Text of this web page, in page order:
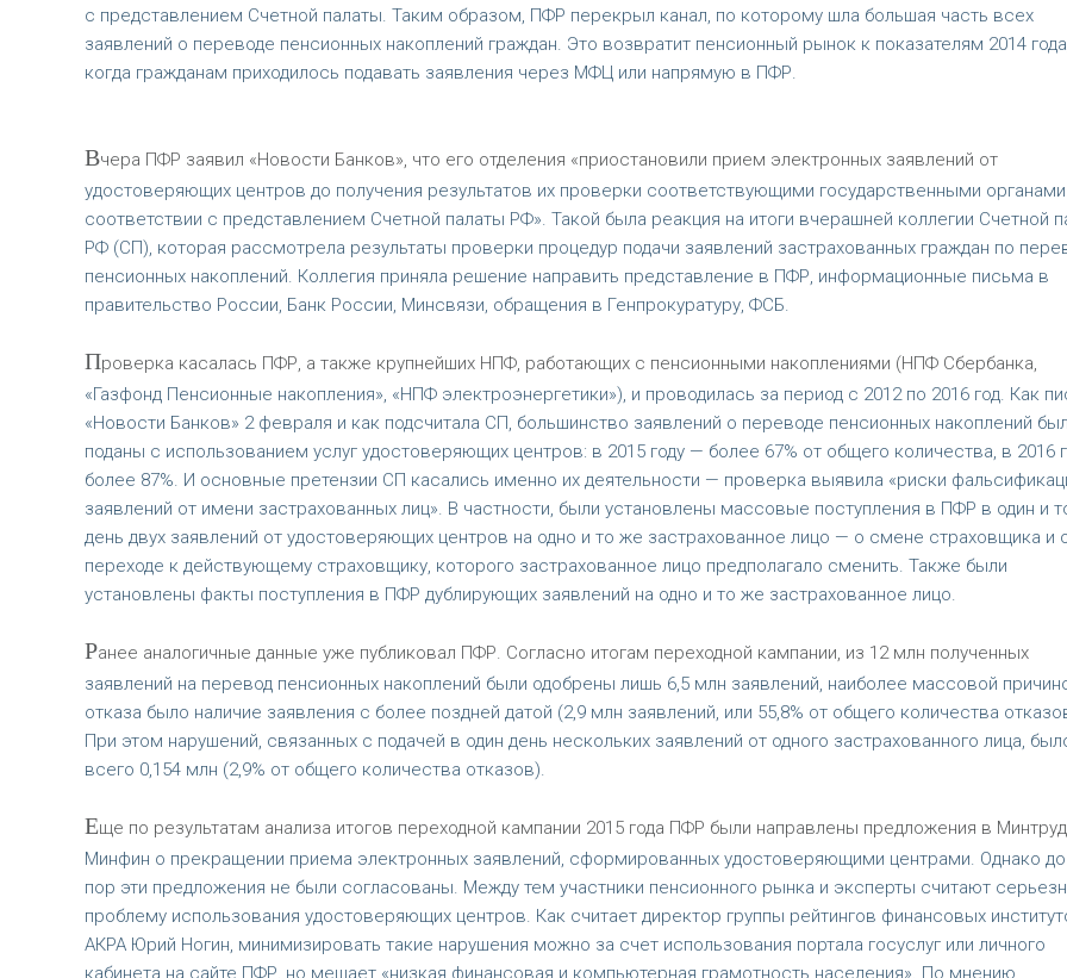
с представлением Счетной палаты. Таким образом, ПФР перекрыл канал, по которому шла большая часть всех
заявлений о переводе пенсионных накоплений граждан. Это возвратит пенсионный рынок к показателям 2014
когда гражданам приходилось подавать заявления через МФЦ или напрямую в ПФР.
Вчера ПФР заявил «Новости Банков», что его отделения «приостановили прием электронных заявлений от
удостоверяющих центров до получения результатов их проверки соответствующими государственными
соответствии с представлением Счетной палаты РФ». Такой была реакция на итоги вчерашней коллегии Счетной
РФ (СП), которая рассмотрела результаты проверки процедур подачи заявлений застрахованных граждан по
пенсионных накоплений. Коллегия приняла решение направить представление в ПФР, информационные письма в
правительство России, Банк России, Минсвязи, обращения в Генпрокуратуру, ФСБ.
Проверка касалась ПФР, а также крупнейших НПФ, работающих с пенсионными накоплениями (НПФ Сбербанка,
«Газфонд Пенсионные накопления», «НПФ электроэнергетики»), и проводилась за период с 2012 по 2016 год. Как
«Новости Банков» 2 февраля и как подсчитала СП, большинство заявлений о переводе пенсионных накоплений
поданы с использованием услуг удостоверяющих центров: в 2015 году — более 67% от общего количества, в 2016
более 87%. И основные претензии СП касались именно их деятельности — проверка выявила «риски
заявлений от имени застрахованных лиц». В частности, были установлены массовые поступления в ПФР в один и
день двух заявлений от удостоверяющих центров на одно и то же застрахованное лицо — о смене страховщика и
переходе к действующему страховщику, которого застрахованное лицо предполагало сменить. Также были
установлены факты поступления в ПФР дублирующих заявлений на одно и то же застрахованное лицо.
Ранее аналогичные данные уже публиковал ПФР. Согласно итогам переходной кампании, из 12 млн полученных
заявлений на перевод пенсионных накоплений были одобрены лишь 6,5 млн заявлений, наиболее массовой
отказа было наличие заявления с более поздней датой (2,9 млн заявлений, или 55,8% от общего количества
При этом нарушений, связанных с подачей в один день нескольких заявлений от одного застрахованного лица,
всего 0,154 млн (2,9% от общего количества отказов).
Еще по результатам анализа итогов переходной кампании 2015 года ПФР были направлены предложения в
Минфин о прекращении приема электронных заявлений, сформированных удостоверяющими центрами. Однако до
пор эти предложения не были согласованы. Между тем участники пенсионного рынка и эксперты считают
проблему использования удостоверяющих центров. Как считает директор группы рейтингов финансовых
АКРА Юрий Ногин, минимизировать такие нарушения можно за счет использования портала госуслуг или личного
кабинета на сайте ПФР, но мешает «низкая финансовая и компьютерная грамотность населения». По мнению